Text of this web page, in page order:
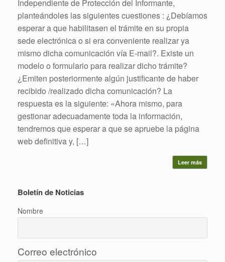
Independiente de Protección del Informante,
planteándoles las siguientes cuestiones : ¿Debíamos
esperar a que habilitasen el trámite en su propia
sede electrónica o si era conveniente realizar ya
mismo dicha comunicación vía E-mail?. Existe un
modelo o formulario para realizar dicho trámite?
¿Emiten posteriormente algún justificante de haber
recibido /realizado dicha comunicación? La
respuesta es la siguiente: «Ahora mismo, para
gestionar adecuadamente toda la información,
tendremos que esperar a que se apruebe la página
web definitiva y, […]
Leer más
Boletín de Noticias
Nombre
Correo electrónico